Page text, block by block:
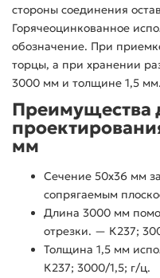
стороны соединения
Горячеоцинкованное
обозначение. При
торцы, а при хранении
3000 мм и толщине 1,5 мм.
Преимущества
мм
Сечение 50x36 мм
сопрягаемым
Длина 3000 мм
отрезки. — К237;
Толщина 1,5 мм
К237; 3000/1,5; г/ц.